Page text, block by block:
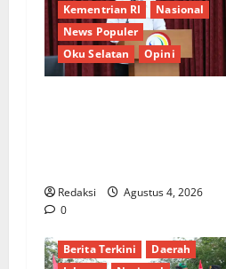
Kementrian RI
Nasional
News Populer
Oku Selatan
Opini
Redaksi
Agustus 4, 2026
0
Berita Terkini
Daerah